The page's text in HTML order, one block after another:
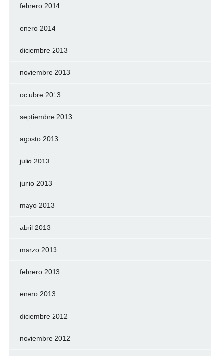
febrero 2014
enero 2014
diciembre 2013
noviembre 2013
octubre 2013
septiembre 2013
agosto 2013
julio 2013
junio 2013
mayo 2013
abril 2013
marzo 2013
febrero 2013
enero 2013
diciembre 2012
noviembre 2012